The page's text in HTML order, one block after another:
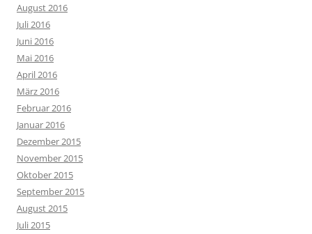
August 2016
Juli 2016
Juni 2016
Mai 2016
April 2016
März 2016
Februar 2016
Januar 2016
Dezember 2015
November 2015
Oktober 2015
September 2015
August 2015
Juli 2015